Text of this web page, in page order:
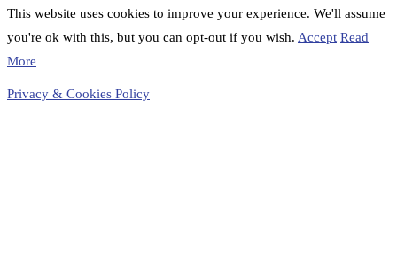
This website uses cookies to improve your experience. We'll assume
you're ok with this, but you can opt-out if you wish. Accept Read
More
Privacy & Cookies Policy